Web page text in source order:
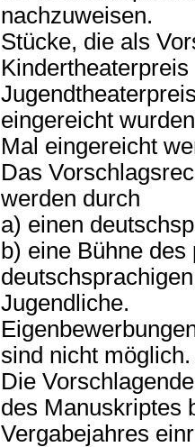
nachzuweisen.
Stücke, die als
eingereicht
Mal eingereicht
Das
werden durch
a) einen
b) eine Bühne
Jugendliche.
sind nicht möglich.
Die
des Manuskriptes
Vergabejahres